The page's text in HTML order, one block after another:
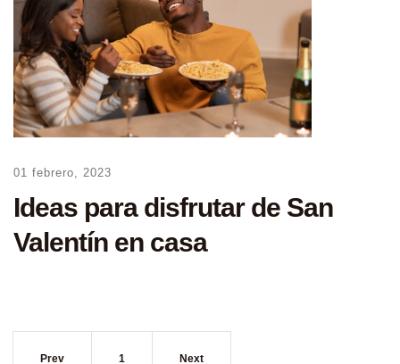
01 febrero, 2023
Ideas para disfrutar de San
Valentín en casa
Prev 1 Next